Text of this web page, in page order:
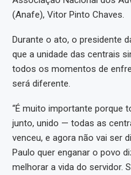
(Anafe), Vitor Pinto Chaves.
Durante o ato, o presidente
que a unidade das centrais
todos os momentos de
será diferente.
“É muito importante porque
junto, unido — todas as
venceu, e agora não vai ser
Paulo quer enganar o povo
melhorar a vida do servidor.